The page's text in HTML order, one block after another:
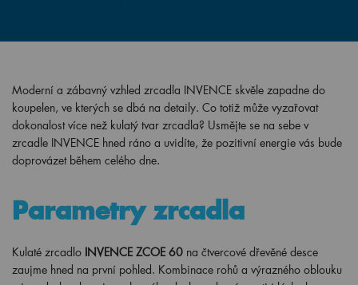
Moderní a zábavný vzhled zrcadla INVENCE skvěle zapadne do
koupelen, ve kterých se dbá na detaily. Co totiž může vyzařovat
dokonalost více než kulatý tvar zrcadla? Usmějte se na sebe v
zrcadle INVENCE hned ráno a uvidíte, že pozitivní energie vás bude
doprovázet během celého dne.
Parametry zrcadla
Kulaté zrcadlo INVENCE ZCOE 60 na čtvercové dřevěné desce
zaujme hned na první pohled. Kombinace rohů a výrazného oblouku